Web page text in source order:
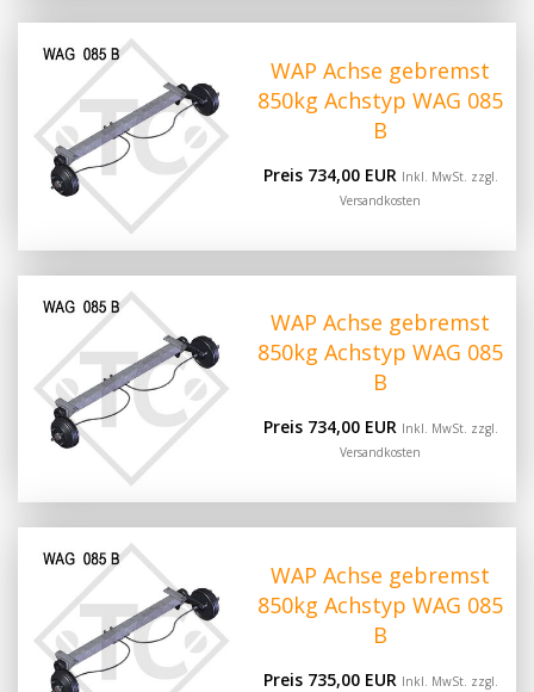
WAP Achse gebremst
850kg Achstyp WAG 085
B
Preis 734,00 EUR Inkl. MwSt. zzgl.
Versandkosten
WAP Achse gebremst
850kg Achstyp WAG 085
B
Preis 734,00 EUR Inkl. MwSt. zzgl.
Versandkosten
WAP Achse gebremst
850kg Achstyp WAG 085
B
Preis 735,00 EUR Inkl. MwSt. zzgl.